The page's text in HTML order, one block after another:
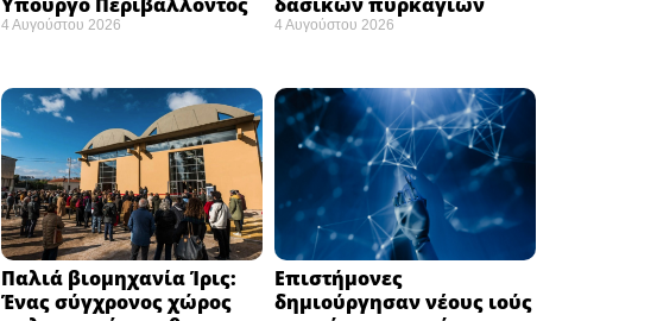
4 Αυγούστου 2026 4 Αυγούστου 2026
Παλιά βιομηχανία Ίρις:
Ένας σύγχρονος χώρος
Επιστήμονες
δημιούργησαν νέους ιούς